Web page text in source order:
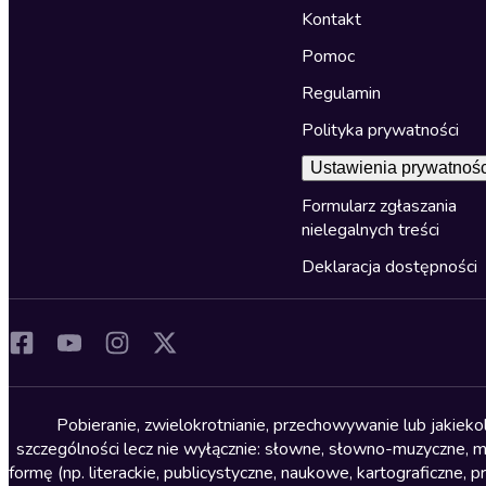
Kontakt
Pomoc
Regulamin
Polityka prywatności
Ustawienia
Formularz zgłaszania
nielegalnych treści
Deklaracja dostępności
Pobieranie, zwielokrotnianie, przechowywanie lub
szczególności lecz nie wyłącznie: słowne, słowno-
formę (np. literackie, publicystyczne, naukowe, kartograficzne,